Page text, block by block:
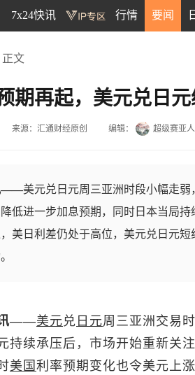
7x24快讯 行情 要闻
正文
期再起，美元兑日
来源：汇通财经原创 编辑： 超级赛亚人
——美元兑日元周三亚洲时段小幅走
低进一步加息预期，同时日本当局
美日利差仍处于高位，美元兑日元
讯——美元兑 日元周三亚洲交易
持续承压后，市场开始重新关
美国 利率预期变化也令美元上